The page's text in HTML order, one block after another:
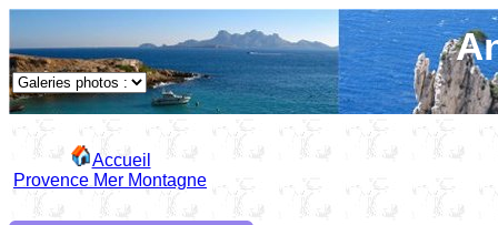
Accueil
Provence Mer Montagne